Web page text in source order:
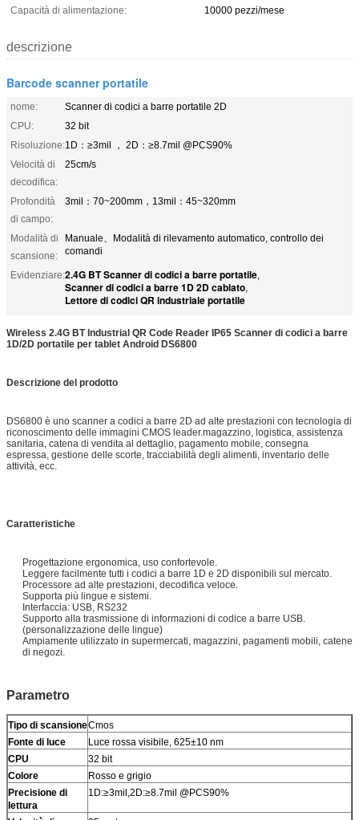
Capacità di alimentazione:
10000 pezzi/mese
descrizione
Barcode scanner portatile
nome:
Scanner di codici a barre portatile 2D
CPU:
32 bit
Risoluzione:1D：≥3mil ， 2D：≥8.7mil @PCS90%
Velocità di
decodifica:
25cm/s
Profondità
di campo:
3mil：70~200mm，13mil：45~320mm
Modalità di
scansione:
Manuale、Modalità di rilevamento automatico, controllo dei
comandi
Evidenziare:2.4G BT Scanner di codici a barre portatile,
Scanner di codici a barre 1D 2D cablato,
Lettore di codici QR industriale portatile
Wireless 2.4G BT Industrial QR Code Reader IP65 Scanner di codici a barre
1D/2D portatile per tablet Android DS6800
Descrizione del prodotto
DS6800 è uno scanner a codici a barre 2D ad alte prestazioni con tecnologia di
riconoscimento delle immagini CMOS leader.magazzino, logistica, assistenza
sanitaria, catena di vendita al dettaglio, pagamento mobile, consegna
espressa, gestione delle scorte, tracciabilità degli alimenti, inventario delle
attività, ecc.
Caratteristiche
Progettazione ergonomica, uso confortevole.
Leggere facilmente tutti i codici a barre 1D e 2D disponibili sul mercato.
Processore ad alte prestazioni, decodifica veloce.
Supporta più lingue e sistemi.
Interfaccia: USB, RS232
Supporto alla trasmissione di informazioni di codice a barre USB.
(personalizzazione delle lingue)
Ampiamente utilizzato in supermercati, magazzini, pagamenti mobili, catene
di negozi.
Parametro
Tipo di scansioneCmos
Fonte di luce
Luce rossa visibile, 625±10 nm
CPU
32 bit
Colore
Rosso e grigio
Precisione di
lettura
1D:≥3mil,2D:≥8.7mil @PCS90%